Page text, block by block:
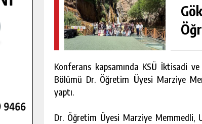
Konferans kapsamında KSÜ İktisadi
Bölümü Dr. Öğretim Üyesi Marziye
yaptı.
Dr. Öğretim Üyesi Marziye Memmedli,